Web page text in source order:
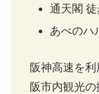
通天閣
あべのハ
阪神高速を
阪市内観光の